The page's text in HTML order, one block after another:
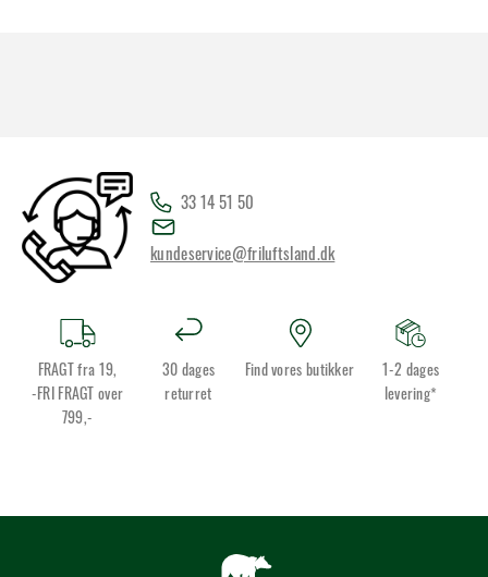
33 14 51 50
kundeservice@friluftsland.dk
FRAGT fra 19,
-FRI FRAGT over
799,-
30 dages
returret
Find vores butikker
1-2 dages
levering*